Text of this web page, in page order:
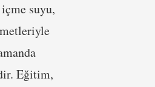
suyu,
Eğitim,